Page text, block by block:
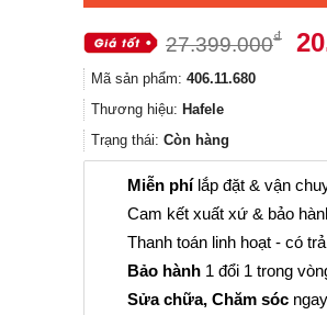
27.399.000₫
Mã sản phẩm: 406.11.680
Thương hiệu: Hafele
Trạng thái: Còn hàng
Miễn phílắp đặt & vận
Cam kết xuất xứ & bảo
Thanh toán linh hoạt - có
Bảo hành 1 đổi 1 trong
Sửa chữa, Chăm sóc